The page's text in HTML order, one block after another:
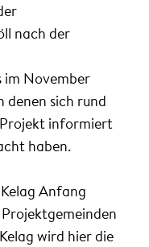
nach der
im November
denen sich rund
informiert
haben.
Anfang
wird hier die